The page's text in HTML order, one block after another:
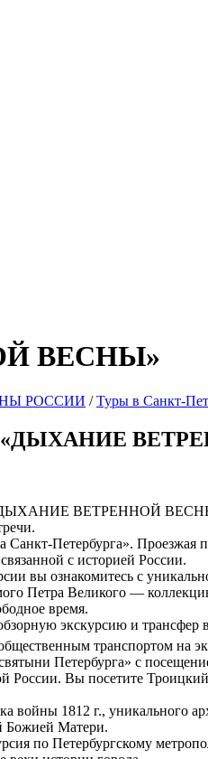
ВЕСНЫ»
РОССИИ /Туры в Санкт-
«ДЫХАНИЕ
«ДЫХАНИЕ ВЕТРЕННОЙ
Санкт-Петербурга». Проезжая
с историей России.
вы ознакомитесь с
Петра Великого —
время.
экскурсию и трансфер
транспортом на
Петербурга» с
Вы посетите
войны 1812 г., уникального
Божией Матери.
по Петербургскому